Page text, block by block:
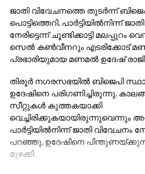
ജാതി വിവേചനത്തെ തുടര്‍ന്ന്
പൊട്ടിത്തെറി. പാര്‍ട്ടിയില്‍നിന്ന്
നേരിട്ടെന്ന് ചൂണ്ടിക്കാട്ടി മലപ്പുറം
സെല്‍ കണ്‍വീനറും എടരിക്കോട്
പ്രഭാരിയുമായ മണമല്‍ ഉദേഷ്
തിരൂര്‍ നഗരസഭയില്‍ ബിജെപി
ഉദേഷിനെ പരിഗണിച്ചിരുന്നു.
സീറ്റുകള്‍ കുത്തകയാക്കി
വെച്ചിരിക്കുകയായിരുന്നുവെന്നും
പാര്‍ട്ടിയില്‍നിന്ന് ജാതി വിവേചനം
പറഞ്ഞു. ഉദേഷിനെ
മുഴക്കി.